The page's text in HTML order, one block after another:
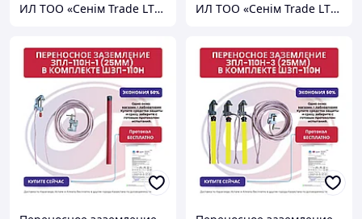
ИЛ ТОО «Сенiм Trade LTD» ИЛ ТОО «Сенiм Trade LTD»